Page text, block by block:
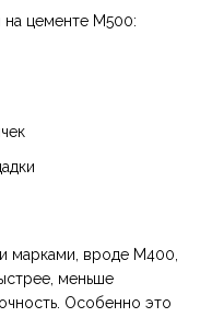
на цементе М500:
марками, вроде М400,
меньше
Особенно это